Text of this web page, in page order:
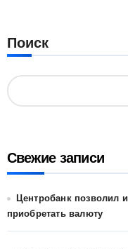
Поиск
Свежие записи
Центробанк позволил
приобретать валюту